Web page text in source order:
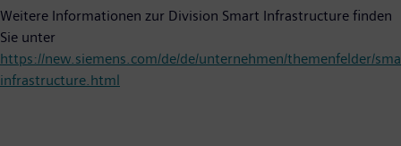
Weitere Informationen zur Division Smart Infrastructure finden
Sie unter
https://new.siemens.com/de/de/unternehmen/themenfelder/
infrastructure.html